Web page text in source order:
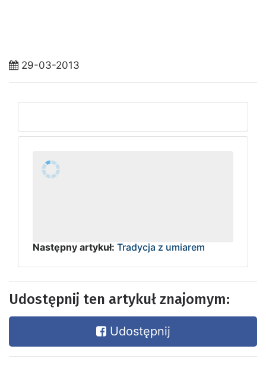
29-03-2013
Następny artykuł: Tradycja z umiarem
Udostępnij ten artykuł znajomym:
Udostępnij